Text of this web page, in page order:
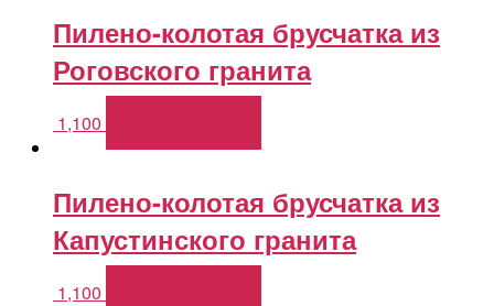
Пилено-колотая брусчатка из
Роговского гранита
1,100
Пилено-колотая брусчатка из
Капустинского гранита
1,100